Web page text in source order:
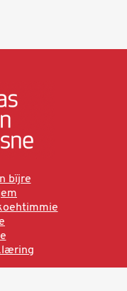
bïjre